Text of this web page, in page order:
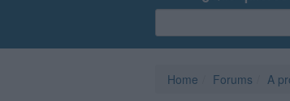
Home Forums A